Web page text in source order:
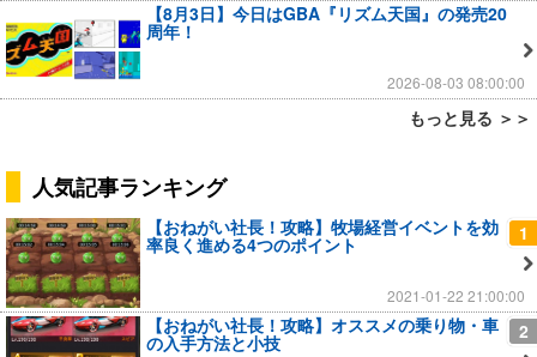
【8月3日】今日はGBA『リズム天国』の発売20
周年！
2026-08-03 08:00:00
もっと見る ＞＞
人気記事ランキング
1
【おねがい社長！攻略】牧場経営イベントを効
率良く進める4つのポイント
2021-01-22 21:00:00
2
【おねがい社長！攻略】オススメの乗り物・車
の入手方法と小技